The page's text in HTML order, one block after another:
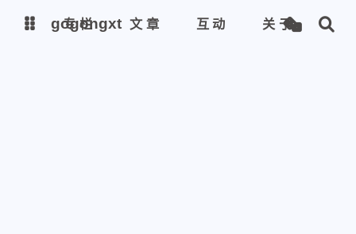
gogongxt
gogongxt
专栏 文章 互动 关于